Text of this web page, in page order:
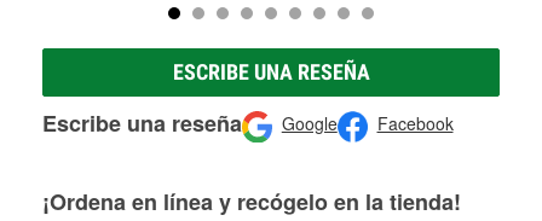
ESCRIBE UNA RESEÑA
Escribe una reseña Google Facebook
¡Ordena en línea y recógelo en la tienda!